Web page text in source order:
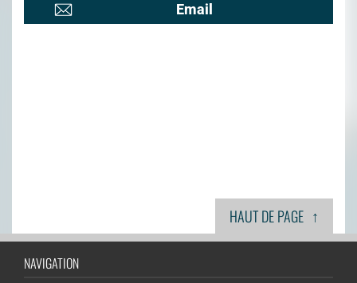
Email
HAUT DE PAGE ↑
NAVIGATION